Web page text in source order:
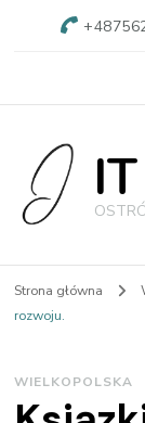
IT
Strona główna
rozwoju.
WIELKOPOLSKA